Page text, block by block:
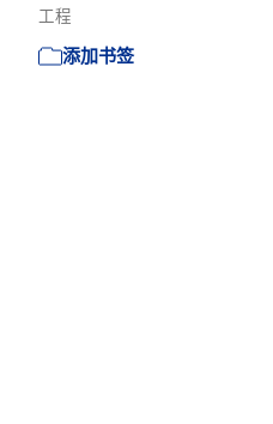
工程
添加书签